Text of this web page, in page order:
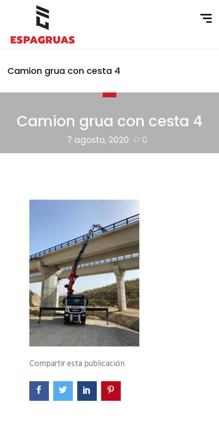
Camion grua con cesta 4
Camion grua con cesta 4
7 agosto, 2020 0
Compartir esta publicación